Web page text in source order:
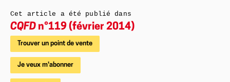
Cet article a été publié dans
CQFD n°119 (février 2014)
Trouver un point de vente
Je veux m'abonner